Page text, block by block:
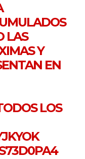
LAS
Y
EN
LOS